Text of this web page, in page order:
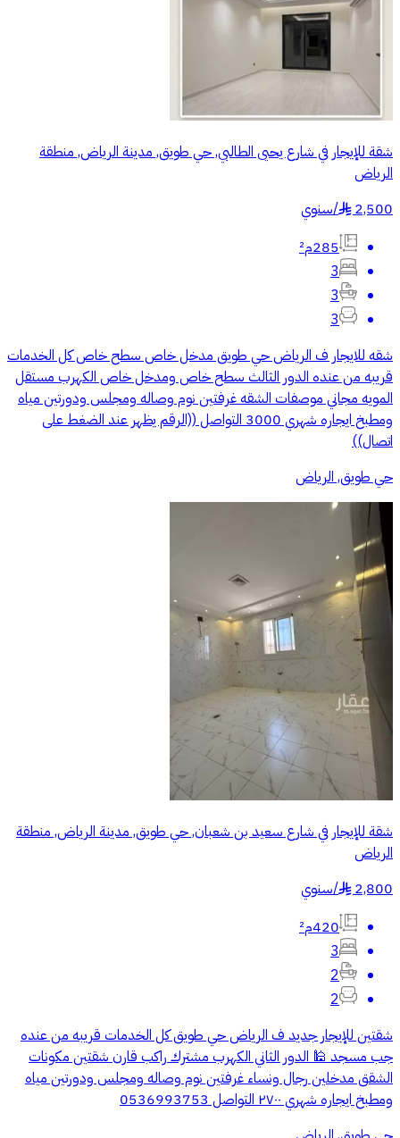
شقة للإيجار في شارع يحيى الطالبي, حي طويق, مدينة الرياض, منطقة
الرياض
2,500
§
/سنوي
285م²
3
3
3
شقه للايجار ف الرياض حي طويق مدخل خاص سطح خاص كل الخدمات
قريبه من عنده الدور الثالث سطح خاص ومدخل خاص الكهرب مستقل
المويه مجاني موصفات الشقه غرفتين نوم وصاله ومجلس ودورتين مياه
ومطبخ ايجاره شهري 3000 التواصل ((الرقم يظهر عند الضغط على
اتصال))
حي طويق, الرياض
شقة للإيجار في شارع سعيد بن شعبان, حي طويق, مدينة الرياض, منطقة
الرياض
2,800
§
/سنوي
420م²
3
2
2
شقتين للإيجار جديد ف الرياض حي طويق كل الخدمات قريبه من عنده
جب مسجد 🕌 الدور الثاني الكهرب مشترك راكب قارن شقتين مكونات
الشقق مدخلين رجال ونساء غرفتين نوم وصاله ومجلس ودورتين مياه
ومطبخ ايجاره شهري ٢٧٠٠ التواصل 0536993753